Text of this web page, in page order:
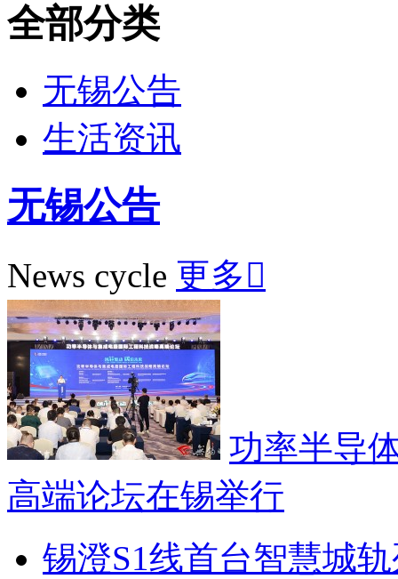
全部分类
无锡公告
生活资讯
无锡公告
News cycle 更多
功率半导
高端论坛在锡举行
锡澄S1线首台智慧城